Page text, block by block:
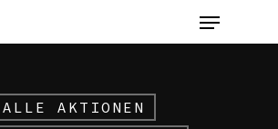
search or ESC to close
ALLE AKTIONEN